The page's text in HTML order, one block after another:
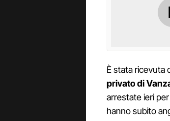
È stata ricevuta
privato di
arrestate ieri
hanno subito